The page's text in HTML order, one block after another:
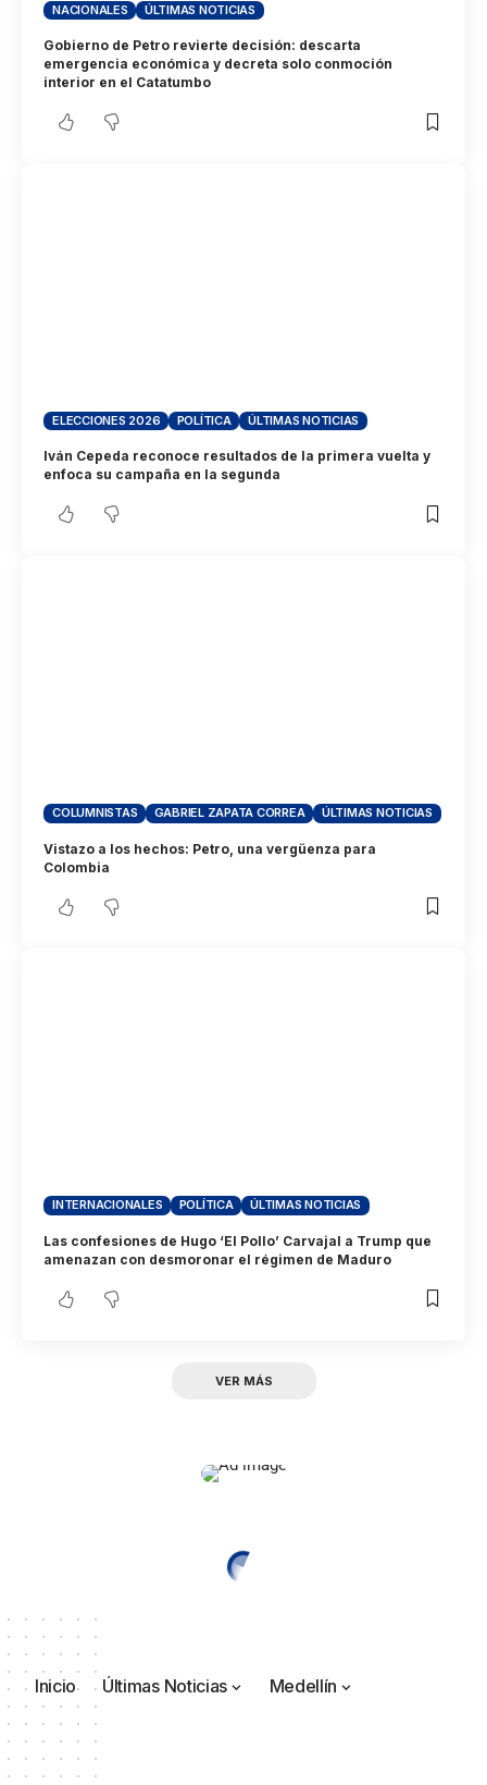
NACIONALES ÚLTIMAS NOTICIAS
Gobierno de Petro revierte decisión: descarta
emergencia económica y decreta solo conmoción
interior en el Catatumbo
ELECCIONES 2026 POLÍTICA ÚLTIMAS NOTICIAS
Iván Cepeda reconoce resultados de la primera vuelta y
enfoca su campaña en la segunda
COLUMNISTAS GABRIEL ZAPATA CORREA ÚLTIMAS NOTICIAS
Vistazo a los hechos: Petro, una vergüenza para
Colombia
INTERNACIONALES POLÍTICA ÚLTIMAS NOTICIAS
Las confesiones de Hugo ‘El Pollo’ Carvajal a Trump que
amenazan con desmoronar el régimen de Maduro
VER MÁS
Inicio Últimas Noticias Medellín